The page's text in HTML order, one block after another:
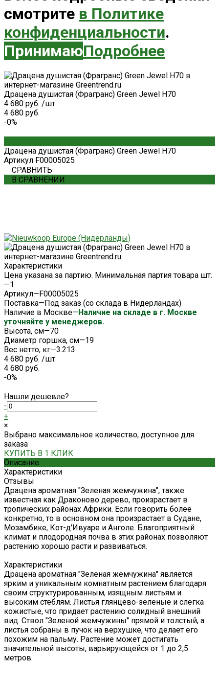
смотрите в Политике
конфиденциальности.
ПринимаюПодробнее
Драцена душистая (Фрагранс) Green Jewel H70
4 680 руб. /шт
4 680 руб.
-0%
Драцена душистая (Фрагранс) Green Jewel H70
Артикул F00005025
СРАВНИТЬ
В СРАВНЕНИИ
Характеристики
Цена указана за партию. Минимальная партия товара шт.
—1
Артикул—F00005025
Поставка—Под заказ (со склада в Нидерландах)
Наличие в Москве—Наличие на складе в г. Москве
уточняйте у менеджеров.
Высота, см—70
Диаметр горшка, см—19
Вес нетто, кг—3.213
4 680 руб. /шт
4 680 руб.
-0%
Нашли дешевле?
-
+
×
Выбрано максимальное количество, доступное для
заказа
КУПИТЬ В 1 КЛИК
Описание
Характеристики
Отзывы
Драцена ароматная "Зеленая жемчужина", также
известная как Драконово дерево, произрастает в
тропических районах Африки. Если говорить более
конкретно, то в основном она произрастает в Судане,
Мозамбике, Кот-д'Ивуаре и Анголе. Благоприятный
климат и плодородная почва в этих районах позволяют
растению хорошо расти и развиваться.
Характеристики
Драцена ароматная "Зеленая жемчужина" является
ярким и уникальным комнатным растением благодаря
своим структурированным, изящным листьям и
высоким стеблям. Листья глянцево-зеленые и слегка
кожистые, что придает растению солидный внешний
вид. Ствол "Зеленой жемчужины" прямой и толстый, а
листья собраны в пучок на верхушке, что делает его
похожим на пальму. Растение может достигать
значительной высоты, варьирующейся от 1 до 2,5
метров.